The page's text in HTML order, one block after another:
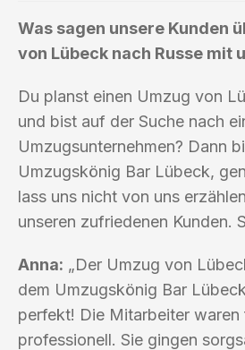
Was sagen unsere Kunden
von Lübeck nach Russe mit
Du planst einen Umzug von
und bist auf der Suche nach
Umzugsunternehmen? Dann
Umzugskönig Bar Lübeck,
lass uns nicht von uns
unseren zufriedenen Kunden.
Anna: „Der Umzug von
dem Umzugskönig Bar
perfekt! Die Mitarbeiter waren
professionell. Sie gingen